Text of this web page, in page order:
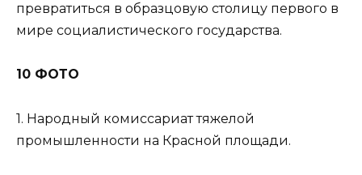
превратиться в образцовую столицу первого в
мире социалистического государства.
10 ФОТО
1. Народный комиссариат тяжелой
промышленности на Красной площади.